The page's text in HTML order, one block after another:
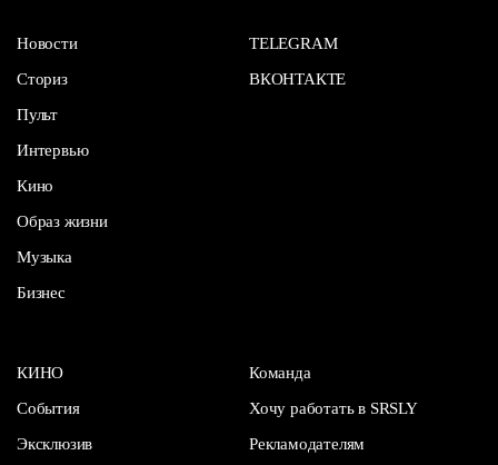
Новости
Сториз
Пульт
Интервью
Кино
Образ жизни
Музыка
Бизнес
TELEGRAM
ВКОНТАКТЕ
КИНО
События
Эксклюзив
Команда
Хочу работать в SRSLY
Рекламодателям